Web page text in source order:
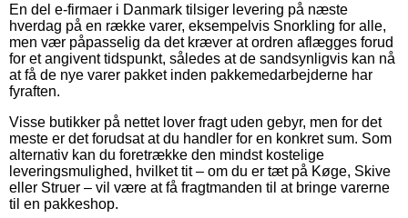
En del e-firmaer i Danmark tilsiger levering på næste
hverdag på en række varer, eksempelvis Snorkling for alle,
men vær påpasselig da det kræver at ordren aflægges forud
for et angivent tidspunkt, således at de sandsynligvis kan nå
at få de nye varer pakket inden pakkemedarbejderne har
fyraften.
Visse butikker på nettet lover fragt uden gebyr, men for det
meste er det forudsat at du handler for en konkret sum. Som
alternativ kan du foretrække den mindst kostelige
leveringsmulighed, hvilket tit – om du er tæt på Køge, Skive
eller Struer – vil være at få fragtmanden til at bringe varerne
til en pakkeshop.